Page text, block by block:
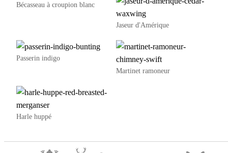
Bécasseau à croupion blanc
Jaseur d'Amérique
Passerin indigo
Martinet ramoneur
Harle huppé